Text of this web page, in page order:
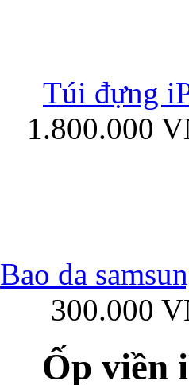
Túi xách da
Túi đựng
1.800.000
Bao da
300.000
Ốp viền